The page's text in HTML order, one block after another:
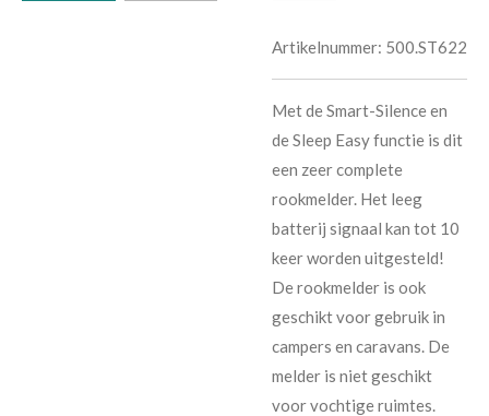
Artikelnummer: 500.ST622
Met de Smart-Silence en
de Sleep Easy functie is dit
een zeer complete
rookmelder. Het leeg
batterij signaal kan tot 10
keer worden uitgesteld!
De rookmelder is ook
geschikt voor gebruik in
campers en caravans. De
melder is niet geschikt
voor vochtige ruimtes.